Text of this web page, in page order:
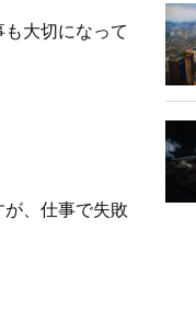
大切になって
、仕事で失敗